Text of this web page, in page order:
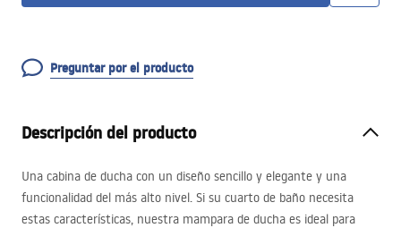
Preguntar por el producto
Descripción del producto
Una cabina de ducha con un diseño sencillo y elegante y una
funcionalidad del más alto nivel. Si su cuarto de baño necesita
estas características, nuestra mampara de ducha es ideal para